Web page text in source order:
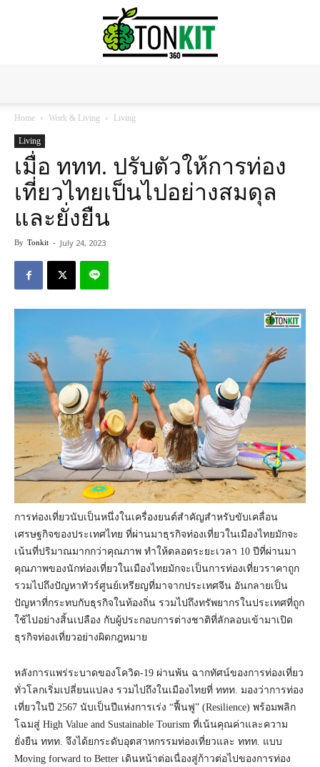
Home Work & Living Living
Living
เมื่อ ททท. ปรับตัวให้การท่อง
เที่ยวไทยเป็นไปอย่างสมดุล
และยั่งยืน
By Tonkit - July 24, 2023
การท่องเที่ยวนับเป็นหนึ่งในเครื่องยนต์สำคัญสำหรับขับเคลื่อน
เศรษฐกิจของประเทศไทย ที่ผ่านมาธุรกิจท่องเที่ยวในเมืองไทยมักจะ
เน้นที่ปริมาณมากกว่าคุณภาพ ทำให้ตลอดระยะเวลา 10 ปีที่ผ่านมา
คุณภาพของนักท่องเที่ยวในเมืองไทยมักจะเป็นการท่องเที่ยวราคาถูก
รวมไปถึงปัญหาทัวร์ศูนย์เหรียญที่มาจากประเทศจีน อันกลายเป็น
ปัญหาที่กระทบกับธุรกิจในท้องถิ่น รวมไปถึงทรัพยากรในประเทศที่ถูก
ใช้ไปอย่างสิ้นเปลือง กับผู้ประกอบการต่างชาติที่ลักลอบเข้ามาเปิด
ธุรกิจท่องเที่ยวอย่างผิดกฎหมาย
หลังการแพร่ระบาดของโควิด-19 ผ่านพ้น ฉากทัศน์ของการท่องเที่ยว
ทั่วโลกเริ่มเปลี่ยนแปลง รวมไปถึงในเมืองไทยที่ ททท. มองว่าการท่อง
เที่ยวในปี 2567 นับเป็นปีแห่งการเร่ง “ฟื้นฟู” (Resilience) พร้อมพลิก
โฉมสู่ High Value and Sustainable Tourism ที่เน้นคุณค่าและความ
ยั่งยืน ททท. จึงได้ยกระดับอุตสาหกรรมท่องเที่ยวและ ททท. แบบ
Moving forward to Better เดินหน้าต่อเนื่องสู่ก้าวต่อไปของการท่อง